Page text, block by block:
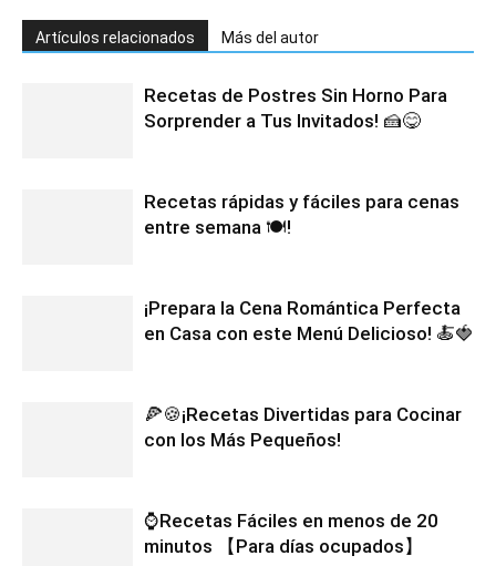
Artículos relacionados Más del autor
Recetas de Postres Sin Horno Para
Sorprender a Tus Invitados! 🍰😋
Recetas rápidas y fáciles para cenas
entre semana 🍽️!
¡Prepara la Cena Romántica Perfecta
en Casa con este Menú Delicioso! 🍝🍓
🍕🍪¡Recetas Divertidas para Cocinar
con los Más Pequeños!
⌚Recetas Fáciles en menos de 20
minutos 【Para días ocupados】